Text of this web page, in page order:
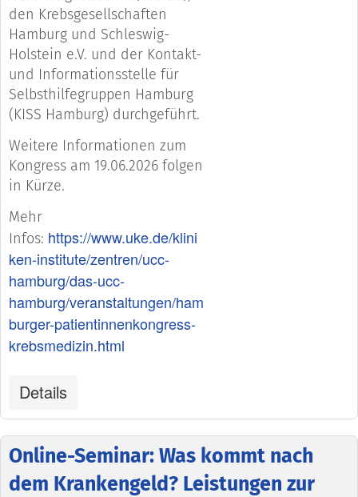
den Krebsgesellschaften
Hamburg und Schleswig-
Holstein e.V. und der Kontakt-
und Informationsstelle für
Selbsthilfegruppen Hamburg
(KISS Hamburg) durchgeführt.
Weitere Informationen zum
Kongress am 19.06.2026 folgen
in Kürze.
Mehr
Infos: https://www.uke.de/klini
ken-institute/zentren/ucc-
hamburg/das-ucc-
hamburg/veranstaltungen/ham
burger-patientinnenkongress-
krebsmedizin.html
Details
Online-Seminar: Was kommt nach
dem Krankengeld? Leistungen zur